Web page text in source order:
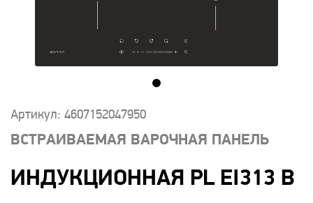
Артикул: 4607152047950
ВСТРАИВАЕМАЯ ВАРОЧНАЯ ПАНЕЛЬ
ИНДУКЦИОННАЯ PL EI313 B